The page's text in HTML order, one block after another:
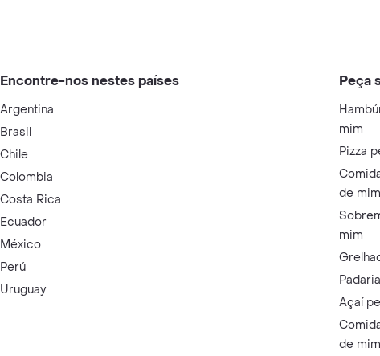
Encontre-nos nestes países
Argentina
Brasil
Chile
Colombia
Costa Rica
Ecuador
México
Perú
Uruguay
Peça
mim
Pizza
de mim
mim
Açaí
de mim